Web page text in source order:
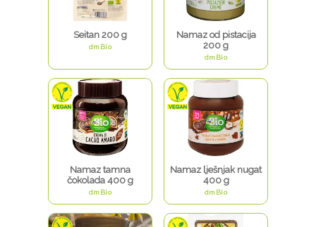
Seitan 200 g
dmBio
Namaz od pistacija
200 g
dmBio
Namaz tamna
čokolada 400 g
dmBio
Namaz lješnjak nugat
400 g
dmBio